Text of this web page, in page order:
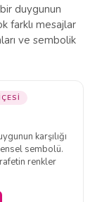
duygunun
farklı mesajlar
ve sembolik
karşılığı
sembolü.
renkler